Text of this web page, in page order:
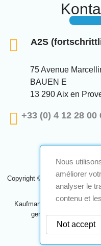
A2S
75 Avenue
BAUEN E
13 290 Aix en
+33 (0) 4 12 28 00
Copyright © 2024 A2S ATEX.
Kaufmann, der von der
genehmigt wurde,
Nous
améliorer
analyser le
contenu et
Not accept